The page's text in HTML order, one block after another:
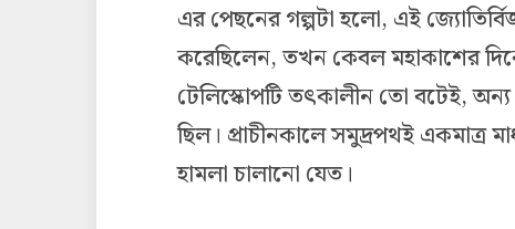
এর পেছনের গল্পটা হলো, এই
করেছিলেন, তখন কেবল মহাকাশের
টেলিস্কোপটি তৎকালীন তো বটেই,
ছিল। প্রাচীনকালে সমুদ্রপথই একমাত্র
হামলা চালানো যেত।